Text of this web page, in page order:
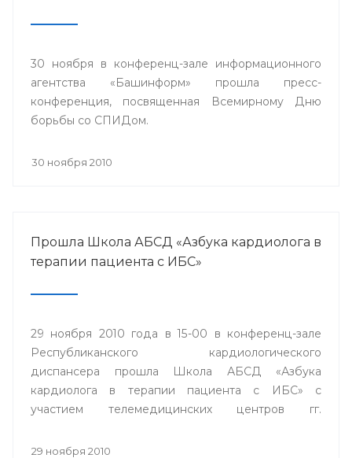
30 ноября в конференц-зале информационного
агентства «Башинформ» прошла пресс-
конференция, посвященная Всемирному Дню
борьбы со СПИДом.
30 ноября 2010
Прошла Школа АБСД «Азбука кардиолога в
терапии пациента с ИБС»
29 ноября 2010 года в 15-00 в конференц-зале
Республиканского кардиологического
диспансера прошла Школа АБСД «Азбука
кардиолога в терапии пациента с ИБС» с
участием телемедицинских центров гг.
29 ноября 2010